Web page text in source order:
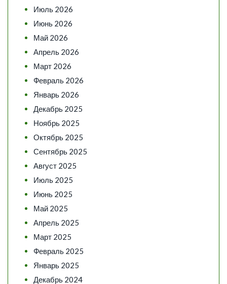
Июль 2026
Июнь 2026
Май 2026
Апрель 2026
Март 2026
Февраль 2026
Январь 2026
Декабрь 2025
Ноябрь 2025
Октябрь 2025
Сентябрь 2025
Август 2025
Июль 2025
Июнь 2025
Май 2025
Апрель 2025
Март 2025
Февраль 2025
Январь 2025
Декабрь 2024